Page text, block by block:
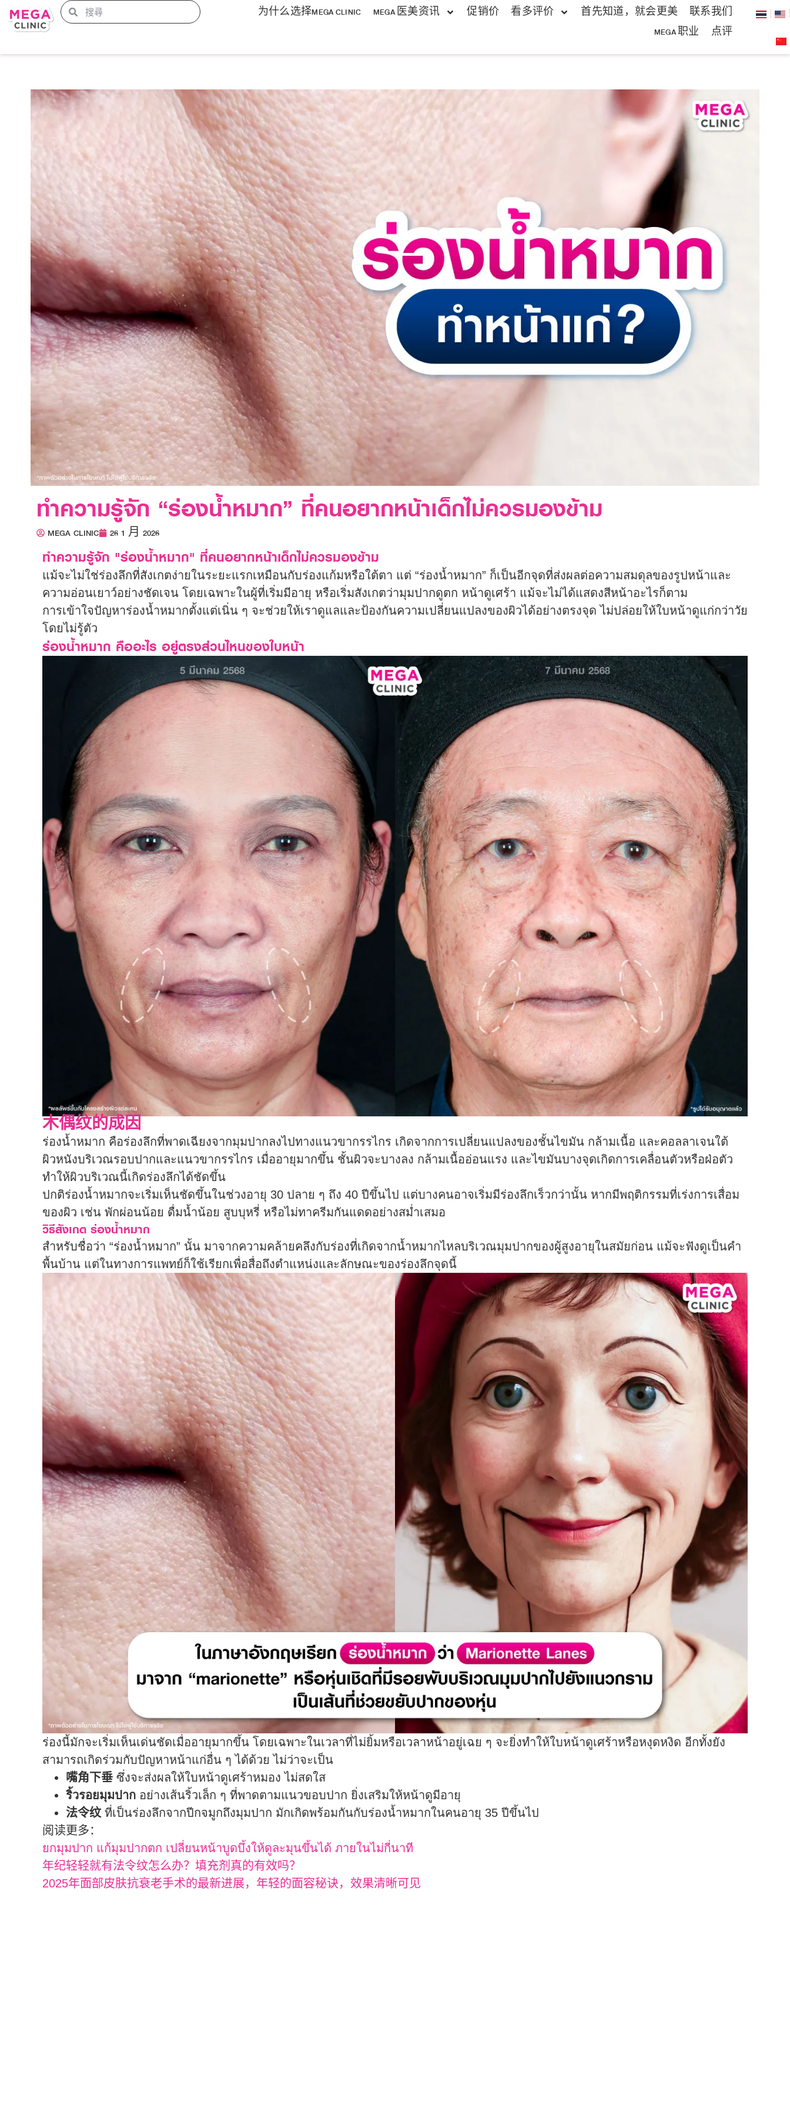
为什么选择MEGA CLINIC MEGA 医美资讯 促销价 看多评价 首先知道，就会更美
联系我们
MEGA 职业
点评
ทำความรู้จัก “ร่องน้ำหมาก” ที่คนอยากหน้าเด็กไม่ควรมองข้าม
MEGA CLINIC 26 1 月 2026
ทำความรู้จัก "ร่องน้ำหมาก" ที่คนอยากหน้าเด็กไม่ควรมองข้าม
แม้จะไม่ใช่ร่องลึกที่สังเกตง่ายในระยะแรกเหมือนกับร่องแก้มหรือใต้ตา แต่ “ร่องน้ำหมาก” ก็เป็นอีกจุดที่ส่งผลต่อความสมดุลของรูปหน้าและ
ความอ่อนเยาว์อย่างชัดเจน โดยเฉพาะในผู้ที่เริ่มมีอายุ หรือเริ่มสังเกตว่ามุมปากดูตก หน้าดูเศร้า แม้จะไม่ได้แสดงสีหน้าอะไรก็ตาม
การเข้าใจปัญหาร่องน้ำหมากตั้งแต่เนิ่น ๆ จะช่วยให้เราดูแลและป้องกันความเปลี่ยนแปลงของผิวได้อย่างตรงจุด ไม่ปล่อยให้ใบหน้าดูแก่กว่าวัย
โดยไม่รู้ตัว
ร่องน้ำหมาก คืออะไร อยู่ตรงส่วนไหนของใบหน้า
木偶纹的成因
ร่องน้ำหมาก คือร่องลึกที่พาดเฉียงจากมุมปากลงไปทางแนวขากรรไกร เกิดจากการเปลี่ยนแปลงของชั้นไขมัน กล้ามเนื้อ และคอลลาเจนใต้
ผิวหนังบริเวณรอบปากและแนวขากรรไกร เมื่ออายุมากขึ้น ชั้นผิวจะบางลง กล้ามเนื้ออ่อนแรง และไขมันบางจุดเกิดการเคลื่อนตัวหรือฝ่อตัว
ทำให้ผิวบริเวณนี้เกิดร่องลึกได้ชัดขึ้น
ปกติร่องน้ำหมากจะเริ่มเห็นชัดขึ้นในช่วงอายุ 30 ปลาย ๆ ถึง 40 ปีขึ้นไป แต่บางคนอาจเริ่มมีร่องลึกเร็วกว่านั้น หากมีพฤติกรรมที่เร่งการเสื่อม
ของผิว เช่น พักผ่อนน้อย ดื่มน้ำน้อย สูบบุหรี่ หรือไม่ทาครีมกันแดดอย่างสม่ำเสมอ
วิธีสังเกต ร่องน้ำหมาก
สำหรับชื่อว่า “ร่องน้ำหมาก” นั้น มาจากความคล้ายคลึงกับร่องที่เกิดจากน้ำหมากไหลบริเวณมุมปากของผู้สูงอายุในสมัยก่อน แม้จะฟังดูเป็นคำ
พื้นบ้าน แต่ในทางการแพทย์ก็ใช้เรียกเพื่อสื่อถึงตำแหน่งและลักษณะของร่องลึกจุดนี้
ร่องนี้มักจะเริ่มเห็นเด่นชัดเมื่ออายุมากขึ้น โดยเฉพาะในเวลาที่ไม่ยิ้มหรือเวลาหน้าอยู่เฉย ๆ จะยิ่งทำให้ใบหน้าดูเศร้าหรือหงุดหงิด อีกทั้งยัง
สามารถเกิดร่วมกับปัญหาหน้าแก่อื่น ๆ ได้ด้วย ไม่ว่าจะเป็น
嘴角下垂 ซึ่งจะส่งผลให้ใบหน้าดูเศร้าหมอง ไม่สดใส
ริ้วรอยมุมปาก อย่างเส้นริ้วเล็ก ๆ ที่พาดตามแนวขอบปาก ยิ่งเสริมให้หน้าดูมีอายุ
法令纹 ที่เป็นร่องลึกจากปีกจมูกถึงมุมปาก มักเกิดพร้อมกันกับร่องน้ำหมากในคนอายุ 35 ปีขึ้นไป
阅读更多：
ยกมุมปาก แก้มุมปากตก เปลี่ยนหน้าบูดบึ้งให้ดูละมุนขึ้นได้ ภายในไม่กี่นาที
年纪轻轻就有法令纹怎么办？填充剂真的有效吗？
2025年面部皮肤抗衰老手术的最新进展，年轻的面容秘诀，效果清晰可见